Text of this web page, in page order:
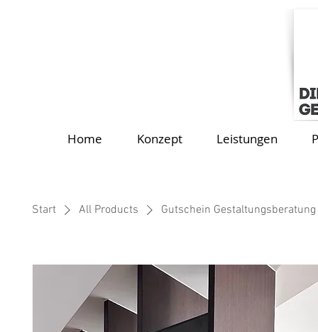
Home Konzept Leistungen
Start All Products Gutschein